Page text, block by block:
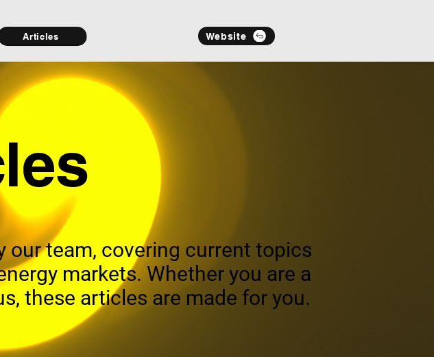
Articles Website
our team, covering current topics
markets. Whether you are a
these articles are made for you.